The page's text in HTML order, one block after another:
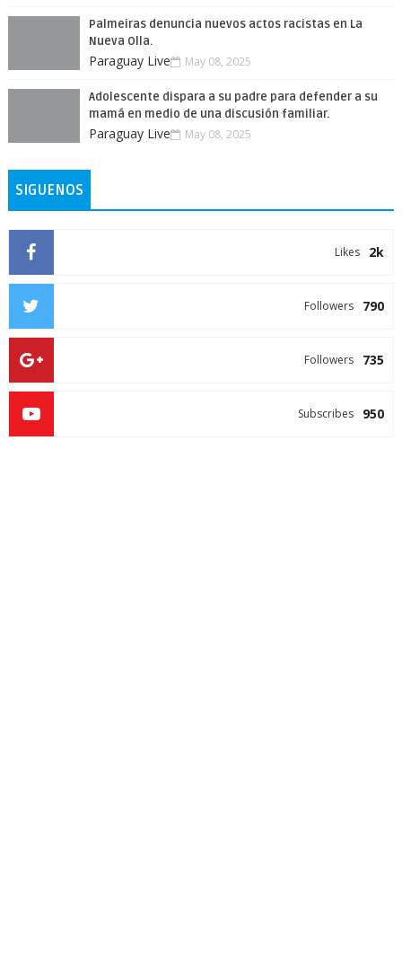
Palmeiras denuncia nuevos actos racistas en La
Nueva Olla.
Paraguay Live May 08, 2025
Adolescente dispara a su padre para defender a su
mamá en medio de una discusión familiar.
Paraguay Live May 08, 2025
SIGUENOS
2k
Likes
790
Followers
735
Followers
950
Subscribes